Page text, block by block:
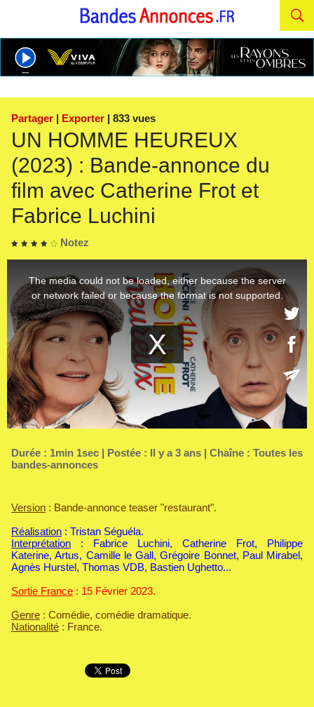
Partager | Exporter | 833 vues
UN HOMME HEUREUX
(2023) : Bande-annonce du
film avec Catherine Frot et
Fabrice Luchini
Notez
Durée : 1min 1sec | Postée : Il y a 3 ans | Chaîne : Toutes les
bandes-annonces
Version : Bande-annonce teaser "restaurant".
Réalisation : Tristan Séguéla.
Interprétation : Fabrice Luchini, Catherine Frot, Philippe
Katerine, Artus, Camille le Gall, Grégoire Bonnet, Paul Mirabel,
Agnès Hurstel, Thomas VDB, Bastien Ughetto...
Sortie France : 15 Février 2023.
Genre : Comédie, comédie dramatique.
Nationalité : France.